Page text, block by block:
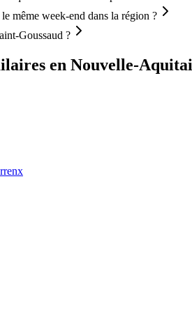
même week-end dans la région ?
Goussaud ?
en Nouvelle-